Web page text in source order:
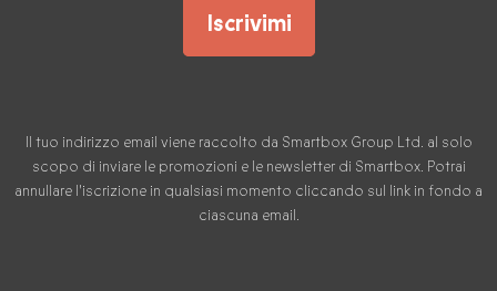
Iscrivimi
Il tuo indirizzo email viene raccolto da Smartbox Group Ltd. al solo
scopo di inviare le promozioni e le newsletter di Smartbox. Potrai
annullare l'iscrizione in qualsiasi momento cliccando sul link in fondo a
ciascuna email.